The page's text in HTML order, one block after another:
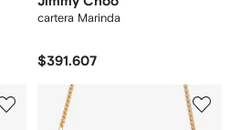
cartera Marinda
$391.607